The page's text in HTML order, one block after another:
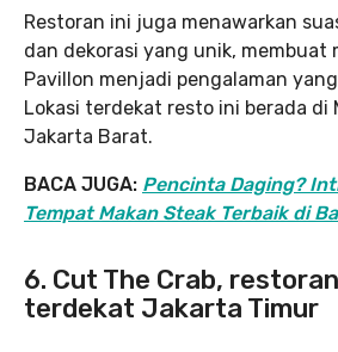
Restoran ini juga menawarkan
dan dekorasi yang unik, membuat
Pavillon menjadi pengalaman
Lokasi terdekat resto ini berada di
Jakarta Barat.
BACA JUGA: Pencinta Daging?
Tempat Makan Steak Terbaik di
6. Cut The Crab,
terdekat Jakarta Timur